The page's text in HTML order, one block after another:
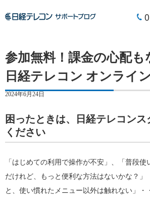
参加無料！課金の心配も
日経テレコン オンライ
2024年6月24日
困ったときは、日経テレコン
ください
「はじめての利用で操作が不安」、「普段使
だけれど、もっと便利な方法はないかな？」
と、使い慣れたメニュー以外は触れない」・